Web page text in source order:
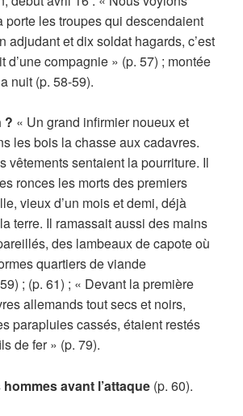
porte les troupes qui descendaient
adjudant et dix soldat hagards, c’est
d’une compagnie » (p. 57) ; montée
nuit (p. 58-59).
? « Un grand infirmier noueux et
les bois la chasse aux cadavres.
vêtements sentaient la pourriture. Il
ronces les morts des premiers
vieux d’un mois et demi, déjà
terre. Il ramassait aussi des mains
des lambeaux de capote où
quartiers de viande
; (p. 61) ; « Devant la première
allemands tout secs et noirs,
parapluies cassés, étaient restés
de fer » (p. 79).
hommes avant l’attaque (p. 60).